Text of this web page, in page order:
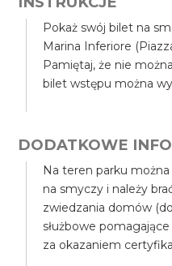
Pokaż swój bilet na
Marina Inferiore
Pamiętaj, że nie
bilet wstępu można
DODATKOWE
Na teren parku
na smyczy i należy
zwiedzania domów
służbowe
za okazaniem